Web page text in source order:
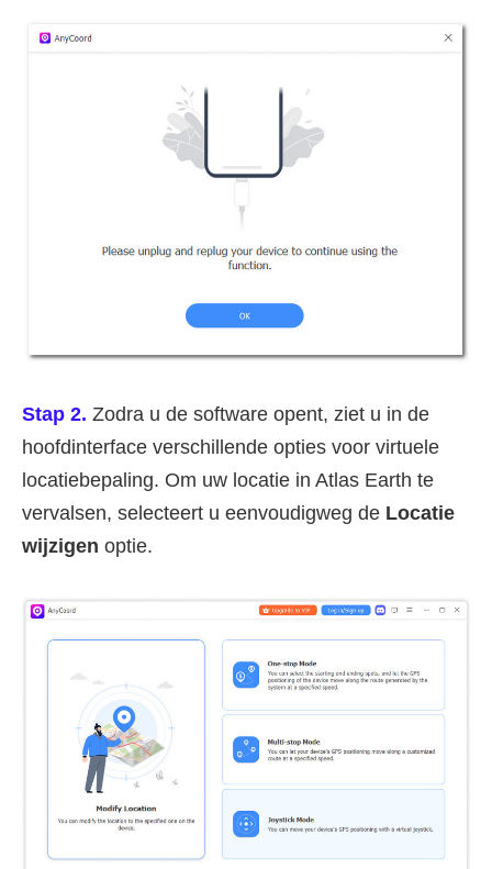
Stap 2. Zodra u de software opent, ziet u in de
hoofdinterface verschillende opties voor virtuele
locatiebepaling. Om uw locatie in Atlas Earth te
vervalsen, selecteert u eenvoudigweg de Locatie
wijzigen optie.